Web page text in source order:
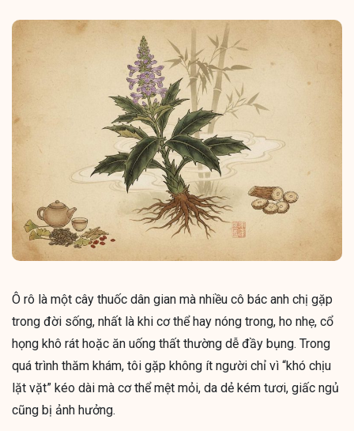
Ô rô là một cây thuốc dân gian mà nhiều cô bác anh chị gặp
trong đời sống, nhất là khi cơ thể hay nóng trong, ho nhẹ, cổ
họng khô rát hoặc ăn uống thất thường dễ đầy bụng. Trong
quá trình thăm khám, tôi gặp không ít người chỉ vì “khó chịu
lặt vặt” kéo dài mà cơ thể mệt mỏi, da dẻ kém tươi, giấc ngủ
cũng bị ảnh hưởng.